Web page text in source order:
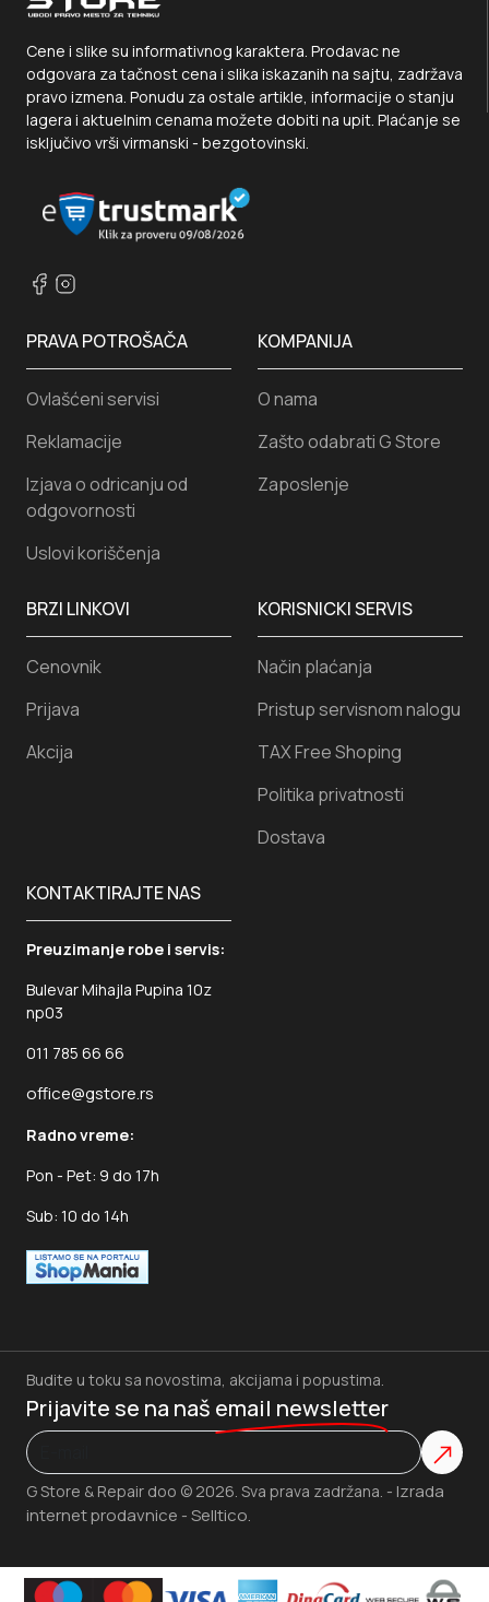
Cene i slike su informativnog karaktera. Prodavac ne
odgovara za tačnost cena i slika iskazanih na sajtu, zadržava
pravo izmena. Ponudu za ostale artikle, informacije o stanju
lagera i aktuelnim cenama možete dobiti na upit. Plaćanje se
isključivo vrši virmanski - bezgotovinski.
KORISNICKI SERVIS
Način plaćanja
Pristup servisnom nalogu
TAX Free Shoping
Politika privatnosti
Dostava
PRAVA POTROŠAČA
Ovlašćeni servisi
Reklamacije
Izjava o odricanju od
odgovornosti
Uslovi koriščenja
KONTAKTIRAJTE NAS
Preuzimanje robe i servis:
Bulevar Mihajla Pupina 10z
np03
011 785 66 66
office@gstore.rs
Radno vreme:
Pon - Pet: 9 do 17h
Sub: 10 do 14h
KOMPANIJA
O nama
Zašto odabrati G Store
Zaposlenje
BRZI LINKOVI
Cenovnik
Prijava
Akcija
G Store & Repair doo © 2026. Sva prava zadržana. - Izrada
internet prodavnice - Selltico.
Budite u toku sa novostima, akcijama i popustima.
Prijavite se na naš email newsletter